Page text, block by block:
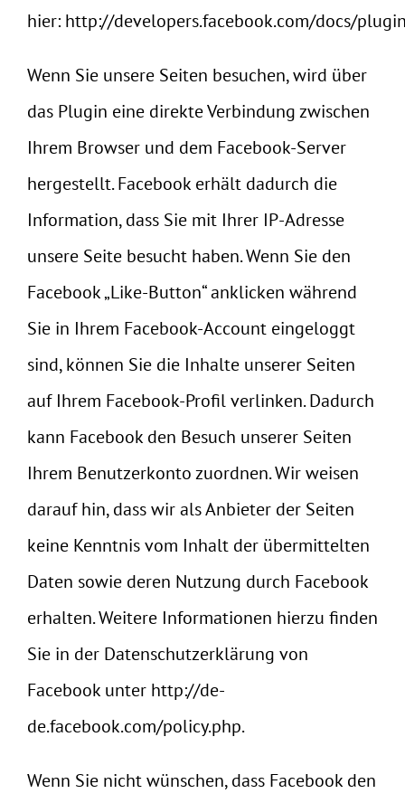
hier: http://developers.facebook.com/docs/
Wenn Sie unsere Seiten besuchen, wird über
das Plugin eine direkte Verbindung zwischen
Ihrem Browser und dem Facebook-Server
hergestellt. Facebook erhält dadurch die
Information, dass Sie mit Ihrer IP-Adresse
unsere Seite besucht haben. Wenn Sie den
Facebook „Like-Button“ anklicken während
Sie in Ihrem Facebook-Account eingeloggt
sind, können Sie die Inhalte unserer Seiten
auf Ihrem Facebook-Profil verlinken. Dadurch
kann Facebook den Besuch unserer Seiten
Ihrem Benutzerkonto zuordnen. Wir weisen
darauf hin, dass wir als Anbieter der Seiten
keine Kenntnis vom Inhalt der übermittelten
Daten sowie deren Nutzung durch Facebook
erhalten. Weitere Informationen hierzu finden
Sie in der Datenschutzerklärung von
Facebook unter http://de-
de.facebook.com/policy.php.
Wenn Sie nicht wünschen, dass Facebook den